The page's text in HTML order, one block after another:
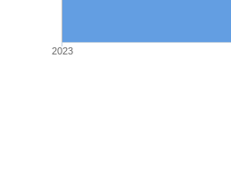
2023